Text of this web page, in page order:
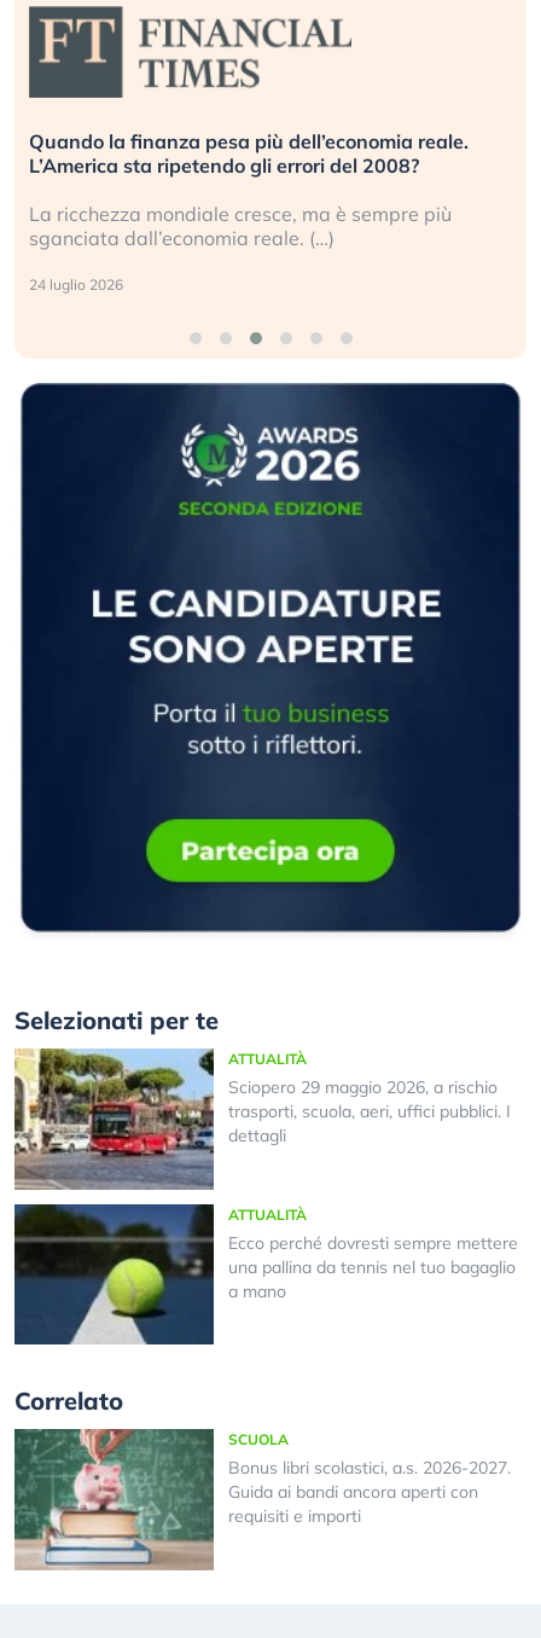
Quando la finanza pesa più dell’economia reale.
L’America sta ripetendo gli errori del 2008?
La ricchezza mondiale cresce, ma è sempre più
sganciata dall’economia reale. (…)
24 luglio 2026
Selezionati per te
ATTUALITÀ
Sciopero 29 maggio 2026, a rischio
trasporti, scuola, aeri, uffici pubblici. I
dettagli
ATTUALITÀ
Ecco perché dovresti sempre mettere
una pallina da tennis nel tuo bagaglio
a mano
Correlato
SCUOLA
Bonus libri scolastici, a.s. 2026-2027.
Guida ai bandi ancora aperti con
requisiti e importi